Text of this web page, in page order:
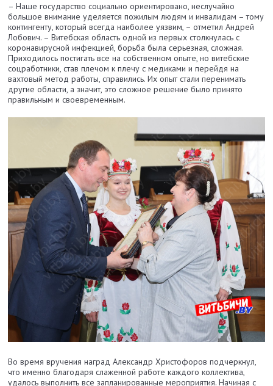
– Наше государство социально ориентировано, неслучайно
большое внимание уделяется пожилым людям и инвалидам – тому
контингенту, который всегда наиболее уязвим, – отметил Андрей
Лобович. – Витебская область одной из первых столкнулась с
коронавирусной инфекцией, борьба была серьезная, сложная.
Приходилось постигать все на собственном опыте, но витебские
соцработники, став плечом к плечу с медиками и перейдя на
вахтовый метод работы, справились. Их опыт стали перенимать
другие области, а значит, это сложное решение было принято
правильным и своевременным.
Во время вручения наград Александр Христофоров подчеркнул,
что именно благодаря слаженной работе каждого коллектива,
удалось выполнить все запланированные мероприятия. Начиная с